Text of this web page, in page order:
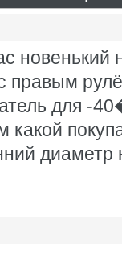
новенький
правым
какой
диаметр